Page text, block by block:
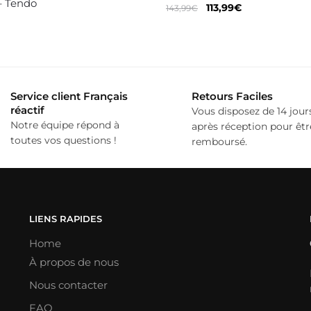
Tendo
143,99€
Le
113,99€Le
Service client Français
réactif
Notre équipe répond à
toutes vos questions !
Retours Faciles
Vous disposez de 14
après réception pour
remboursé.
LIENS RAPIDES
Home
À propos de nous
Nous contacter
FAQ